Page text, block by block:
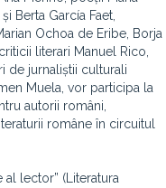
Berta García Faet,
Ochoa de Eribe, Borja
literari Manuel Rico,
de jurnaliștii culturali
Muela, vor participa la
autorii români,
române în circuitul
al lector” (Literatura